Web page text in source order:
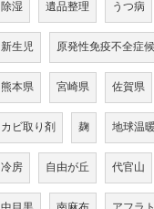
除湿 遺品整理 うつ病
新生児 原発性免疫不全症
熊本県 宮崎県 佐賀県
カビ取り剤 麹 地球温
冷房 自由が丘 代官山